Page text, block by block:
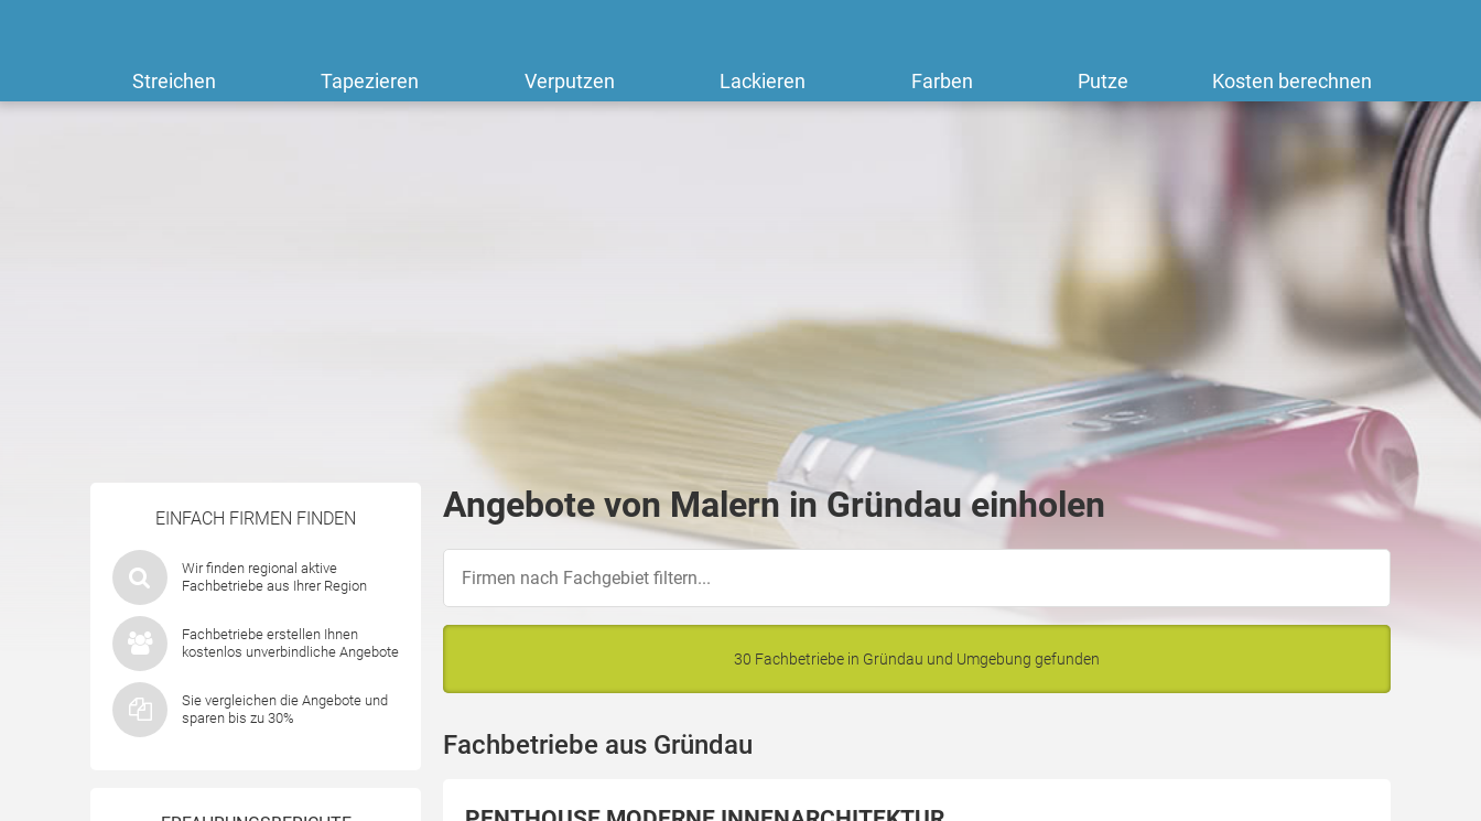
Streichen Tapezieren Verputzen Lackieren Farben Putze Kosten berechnen
EINFACH FIRMEN FINDEN
Wir finden regional aktive
Fachbetriebe aus Ihrer Region
Fachbetriebe erstellen Ihnen
kostenlos unverbindliche Angebote
Sie vergleichen die Angebote und
sparen bis zu 30%
Angebote von Malern in Gründau einholen
30 Fachbetriebe in Gründau und Umgebung gefunden
Fachbetriebe aus Gründau